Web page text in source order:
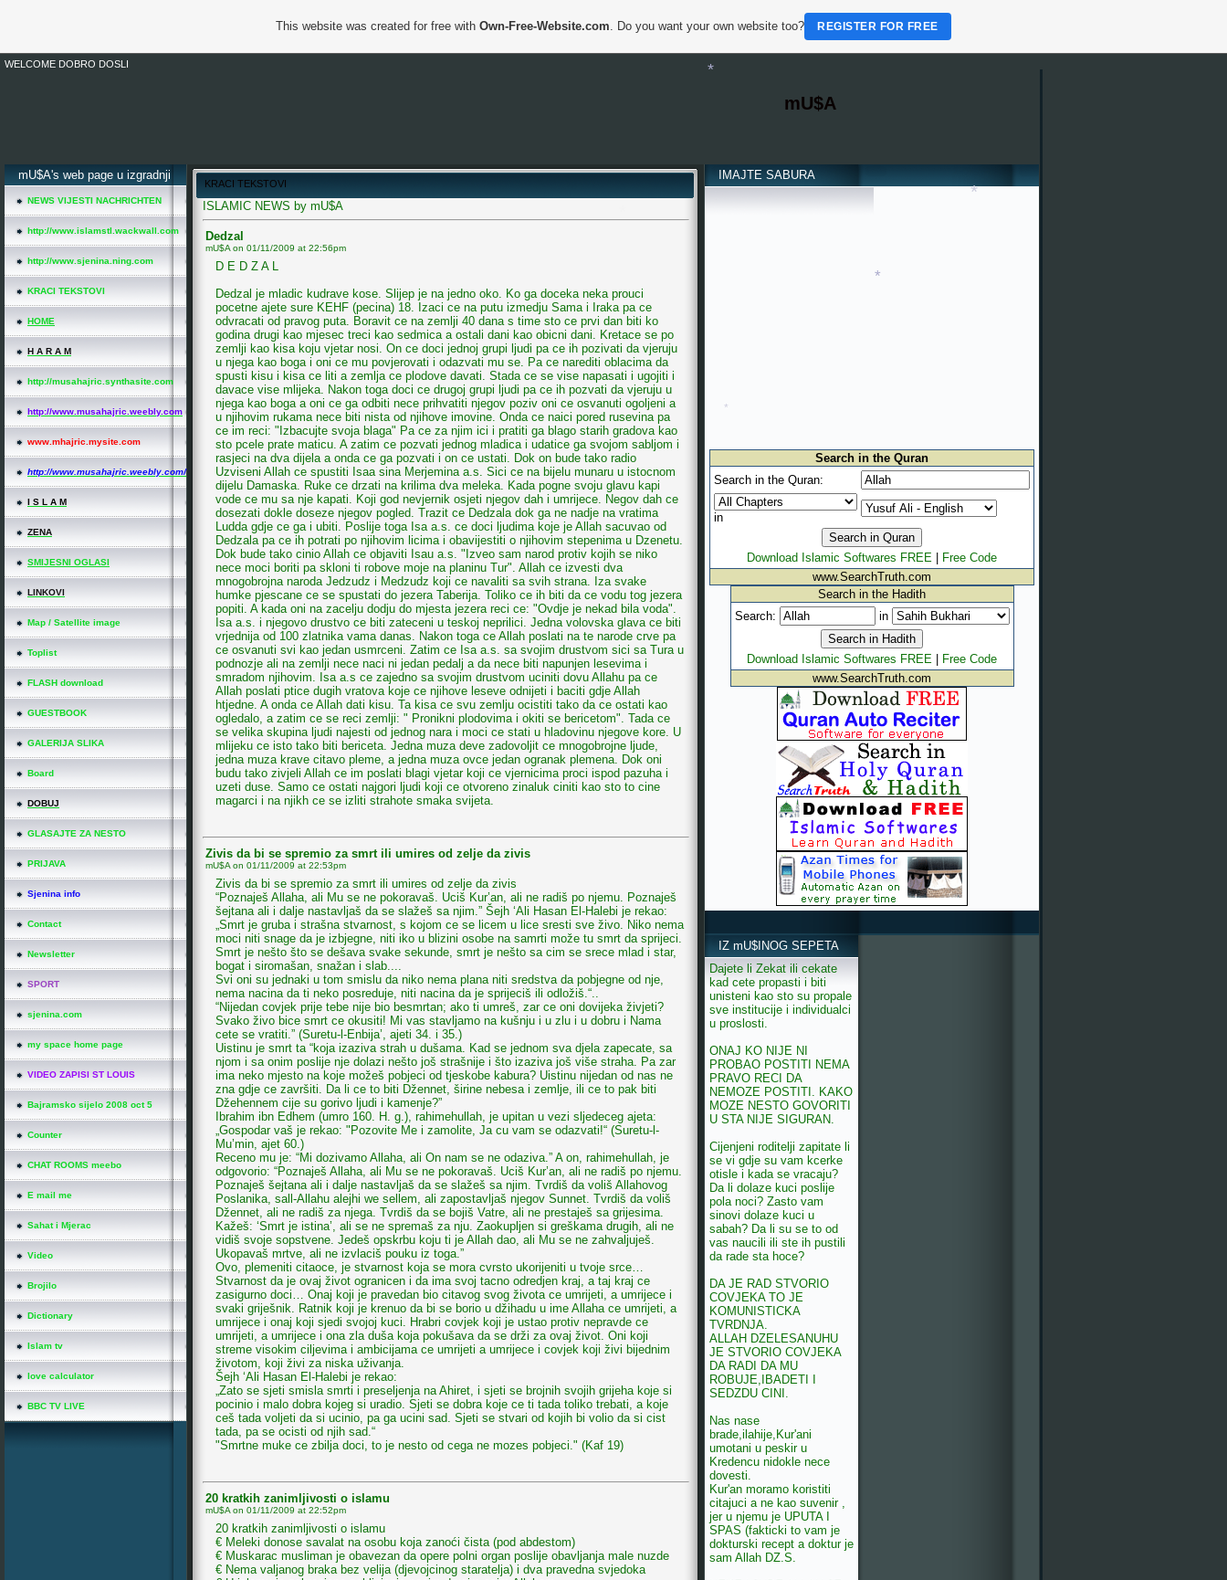
WELCOME DOBRO DOSLI
mU$A
mU$A's web page u izgradnji
NEWS VIJESTI NACHRICHTEN
http://www.islamstl.wackwall.com
http://www.sjenina.ning.com
KRACI TEKSTOVI
HOME
H A R A M
http://musahajric.synthasite.com
http://www.musahajric.weebly.com
www.mhajric.mysite.com
http://www.musahajric.weebly.com/
I S L A M
ZENA
SMIJESNI OGLASI
LINKOVI
Map / Satellite image
Toplist
FLASH download
GUESTBOOK
GALERIJA SLIKA
Board
DOBUJ
GLASAJTE ZA NESTO
PRIJAVA
Sjenina info
Contact
Newsletter
SPORT
sjenina.com
my space home page
VIDEO ZAPISI ST LOUIS
Bajramsko sijelo 2008 oct 5
Counter
CHAT ROOMS meebo
E mail me
Sahat i Mjerac
Video
Brojilo
Dictionary
Islam tv
love calculator
BBC TV LIVE
KRACI TEKSTOVI
ISLAMIC NEWS by mU$A
Dedzal
mU$A on 01/11/2009 at 22:56pm
D E D Z A L
Dedzal je mladic kudrave kose. Slijep je na jedno oko. Ko ga doceka neka prouci
pocetne ajete sure KEHF (pecina) 18. Izaci ce na putu izmedju Sama i Iraka pa ce
odvracati od pravog puta. Boravit ce na zemlji 40 dana s time sto ce prvi dan biti ko
godina drugi kao mjesec treci kao sedmica a ostali dani kao obicni dani. Kretace se po
zemlji kao kisa koju vjetar nosi. On ce doci jednoj grupi ljudi pa ce ih pozivati da vjeruju
u njega kao boga i oni ce mu povjerovati i odazvati mu se. Pa ce narediti oblacima da
spusti kisu i kisa ce liti a zemlja ce plodove davati. Stada ce se vise napasati i ugojiti i
davace vise mlijeka. Nakon toga doci ce drugoj grupi ljudi pa ce ih pozvati da vjeruju u
njega kao boga a oni ce ga odbiti nece prihvatiti njegov poziv oni ce osvanuti ogoljeni a
u njihovim rukama nece biti nista od njihove imovine. Onda ce naici pored rusevina pa
ce im reci: "Izbacujte svoja blaga" Pa ce za njim ici i pratiti ga blago starih gradova kao
sto pcele prate maticu. A zatim ce pozvati jednog mladica i udatice ga svojom sabljom i
rasjeci na dva dijela a onda ce ga pozvati i on ce ustati. Dok on bude tako radio
Uzviseni Allah ce spustiti Isaa sina Merjemina a.s. Sici ce na bijelu munaru u istocnom
dijelu Damaska. Ruke ce drzati na krilima dva meleka. Kada pogne svoju glavu kapi
vode ce mu sa nje kapati. Koji god nevjernik osjeti njegov dah i umrijece. Negov dah ce
dosezati dokle doseze njegov pogled. Trazit ce Dedzala dok ga ne nadje na vratima
Ludda gdje ce ga i ubiti. Poslije toga Isa a.s. ce doci ljudima koje je Allah sacuvao od
Dedzala pa ce ih potrati po njihovim licima i obavijestiti o njihovim stepenima u Dzenetu.
Dok bude tako cinio Allah ce objaviti Isau a.s. "Izveo sam narod protiv kojih se niko
nece moci boriti pa skloni ti robove moje na planinu Tur". Allah ce izvesti dva
mnogobrojna naroda Jedzudz i Medzudz koji ce navaliti sa svih strana. Iza svake
humke pjescane ce se spustati do jezera Taberija. Toliko ce ih biti da ce vodu tog jezera
popiti. A kada oni na zacelju dodju do mjesta jezera reci ce: "Ovdje je nekad bila voda".
Isa a.s. i njegovo drustvo ce biti zateceni u teskoj neprilici. Jedna volovska glava ce biti
vrjednija od 100 zlatnika vama danas. Nakon toga ce Allah poslati na te narode crve pa
ce osvanuti svi kao jedan usmrceni. Zatim ce Isa a.s. sa svojim drustvom sici sa Tura u
podnozje ali na zemlji nece naci ni jedan pedalj a da nece biti napunjen lesevima i
smradom njihovim. Isa a.s ce zajedno sa svojim drustvom uciniti dovu Allahu pa ce
Allah poslati ptice dugih vratova koje ce njihove leseve odnijeti i baciti gdje Allah
htjedne. A onda ce Allah dati kisu. Ta kisa ce svu zemlju ocistiti tako da ce ostati kao
ogledalo, a zatim ce se reci zemlji: " Pronikni plodovima i okiti se bericetom". Tada ce
se velika skupina ljudi najesti od jednog nara i moci ce stati u hladovinu njegove kore. U
mlijeku ce isto tako biti bericeta. Jedna muza deve zadovoljit ce mnogobrojne ljude,
jedna muza krave citavo pleme, a jedna muza ovce jedan ogranak plemena. Dok oni
budu tako zivjeli Allah ce im poslati blagi vjetar koji ce vjernicima proci ispod pazuha i
uzeti duse. Samo ce ostati najgori ljudi koji ce otvoreno zinaluk ciniti kao sto to cine
magarci i na njikh ce se izliti strahote smaka svijeta.
Zivis da bi se spremio za smrt ili umires od zelje da zivis
mU$A on 01/11/2009 at 22:53pm
Zivis da bi se spremio za smrt ili umires od zelje da zivis
“Poznaješ Allaha, ali Mu se ne pokoravaš. Uciš Kur’an, ali ne radiš po njemu. Poznaješ
šejtana ali i dalje nastavljaš da se slažeš sa njim.” Šejh ‘Ali Hasan El-Halebi je rekao:
„Smrt je gruba i strašna stvarnost, s kojom ce se licem u lice sresti sve živo. Niko nema
moci niti snage da je izbjegne, niti iko u blizini osobe na samrti može tu smrt da sprijeci.
Smrt je nešto što se dešava svake sekunde, smrt je nešto sa cim se srece mlad i star,
bogat i siromašan, snažan i slab....
Svi oni su jednaki u tom smislu da niko nema plana niti sredstva da pobjegne od nje,
nema nacina da ti neko posreduje, niti nacina da je sprijeciš ili odložiš.“..
“Nijedan covjek prije tebe nije bio besmrtan; ako ti umreš, zar ce oni dovijeka živjeti?
Svako živo bice smrt ce okusiti! Mi vas stavljamo na kušnju i u zlu i u dobru i Nama
cete se vratiti.” (Suretu-l-Enbija’, ajeti 34. i 35.)
Uistinu je smrt ta “koja izaziva strah u dušama. Kad se jednom sva djela zapecate, sa
njom i sa onim poslije nje dolazi nešto još strašnije i što izaziva još više straha. Pa zar
ima neko mjesto na koje možeš pobjeci od tjeskobe kabura? Uistinu nijedan od nas ne
zna gdje ce završiti. Da li ce to biti Džennet, širine nebesa i zemlje, ili ce to pak biti
Džehennem cije su gorivo ljudi i kamenje?”
Ibrahim ibn Edhem (umro 160. H. g.), rahimehullah, je upitan u vezi sljedeceg ajeta:
„Gospodar vaš je rekao: "Pozovite Me i zamolite, Ja cu vam se odazvati!“ (Suretu-l-
Mu’min, ajet 60.)
Receno mu je: “Mi dozivamo Allaha, ali On nam se ne odaziva.” A on, rahimehullah, je
odgovorio: “Poznaješ Allaha, ali Mu se ne pokoravaš. Uciš Kur’an, ali ne radiš po njemu.
Poznaješ šejtana ali i dalje nastavljaš da se slažeš sa njim. Tvrdiš da voliš Allahovog
Poslanika, sall-Allahu alejhi we sellem, ali zapostavljaš njegov Sunnet. Tvrdiš da voliš
Džennet, ali ne radiš za njega. Tvrdiš da se bojiš Vatre, ali ne prestaješ sa grijesima.
Kažeš: ‘Smrt je istina’, ali se ne spremaš za nju. Zaokupljen si greškama drugih, ali ne
vidiš svoje sopstvene. Jedeš opskrbu koju ti je Allah dao, ali Mu se ne zahvaljuješ.
Ukopavaš mrtve, ali ne izvlaciš pouku iz toga.”
Ovo, plemeniti citaoce, je stvarnost koja se mora cvrsto ukorijeniti u tvoje srce…
Stvarnost da je ovaj život ogranicen i da ima svoj tacno odredjen kraj, a taj kraj ce
zasigurno doci… Onaj koji je pravedan bio citavog svog života ce umrijeti, a umrijece i
svaki griješnik. Ratnik koji je krenuo da bi se borio u džihadu u ime Allaha ce umrijeti, a
umrijece i onaj koji sjedi svojoj kuci. Hrabri covjek koji je ustao protiv nepravde ce
umrijeti, a umrijece i ona zla duša koja pokušava da se drži za ovaj život. Oni koji
streme visokim ciljevima i ambicijama ce umrijeti a umrijece i covjek koji živi bijednim
životom, koji živi za niska uživanja.
Šejh ‘Ali Hasan El-Halebi je rekao:
„Zato se sjeti smisla smrti i preseljenja na Ahiret, i sjeti se brojnih svojih grijeha koje si
pocinio i malo dobra kojeg si uradio. Sjeti se dobra koje ce ti tada toliko trebati, a koje
ceš tada voljeti da si ucinio, pa ga ucini sad. Sjeti se stvari od kojih bi volio da si cist
tada, pa se ocisti od njih sad.“
"Smrtne muke ce zbilja doci, to je nesto od cega ne mozes pobjeci." (Kaf 19)
20 kratkih zanimljivosti o islamu
mU$A on 01/11/2009 at 22:52pm
20 kratkih zanimljivosti o islamu
€ Meleki donose savalat na osobu koja zanoći čista (pod abdestom)
€ Muskarac musliman je obavezan da opere polni organ poslije obavljanja male nuzde
€ Nema valjanog braka bez velija (djevojcinog staratelja) i dva pravedna svjedoka
IMAJTE SABURA
Search in the Quran
Search in the Quran:
in
Download Islamic Softwares FREE
Free Code
www.SearchTruth.com
Search in the Hadith
Search:
in
Download Islamic Softwares FREE
Free Code
www.SearchTruth.com
IZ mU$INOG SEPETA
Dajete li Zekat ili cekate
kad cete propasti i biti
unisteni kao sto su propale
sve institucije i individualci
u proslosti.
ONAJ KO NIJE NI
PROBAO POSTITI NEMA
PRAVO RECI DA
NEMOZE POSTITI. KAKO
MOZE NESTO GOVORITI
U STA NIJE SIGURAN.
Cijenjeni roditelji zapitate li
se vi gdje su vam kcerke
otisle i kada se vracaju?
Da li dolaze kuci poslije
pola noci? Zasto vam
sinovi dolaze kuci u
sabah? Da li su se to od
vas naucili ili ste ih pustili
da rade sta hoce?
DA JE RAD STVORIO
COVJEKA TO JE
KOMUNISTICKA
TVRDNJA.
ALLAH DZELESANUHU
JE STVORIO COVJEKA
DA RADI DA MU
ROBUJE,IBADETI I
SEDZDU CINI.
Nas nase
brade,ilahije,Kur'ani
umotani u peskir u
Kredencu nidokle nece
dovesti.
Kur'an moramo koristiti
citajuci a ne kao suvenir ,
jer u njemu je UPUTA I
SPAS (fakticki to vam je
dokturski recept a doktur je
sam Allah DZ.S.
This website was created for free withOwn-Free-Website.com. Do you want your own website too? REGISTER FOR FREE
*
*
*